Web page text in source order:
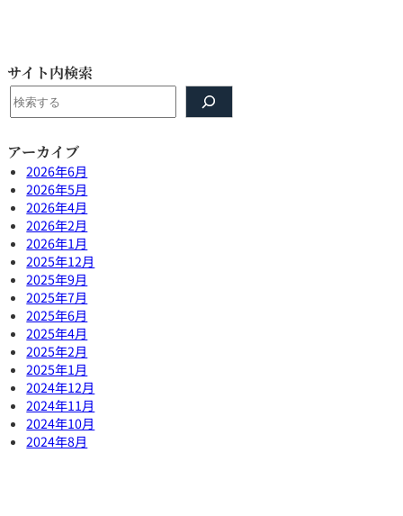
サイト内検索
検
索
アーカイブ
2026年6月
2026年5月
2026年4月
2026年2月
2026年1月
2025年12月
2025年9月
2025年7月
2025年6月
2025年4月
2025年2月
2025年1月
2024年12月
2024年11月
2024年10月
2024年8月